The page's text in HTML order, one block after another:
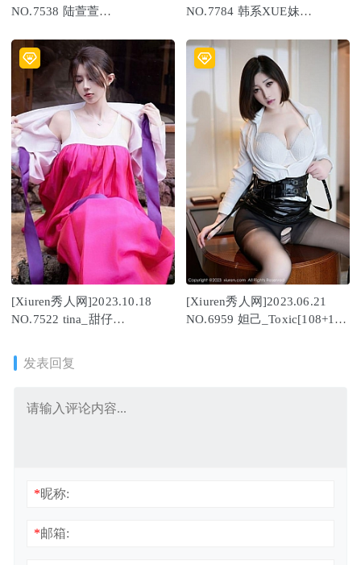
NO.7538 陆萱萱
NO.7784 韩系XUE妹
[Xiuren秀人网]2023.10.18
NO.7522 tina_甜仔
[Xiuren秀人网]2023.06.21
NO.6959 妲己_Toxic[108+1P
发表回复
*昵称:
*邮箱: